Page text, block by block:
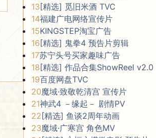
13 [精选] 觅旧米酒 TVC
14福建广电网络宣传片
15KINGSTEP淘宝广告
16 [精选] 鬼拳4 预告片剪辑
17苏宁头号买家趣味广告
18 [精选] 作品合集ShowReel v2.0
19百度网盘TVC
20魔域·致敬乾清宫 宣传片
21神武4 －缘起－ 剧情PV
22 [精选] 鱼谈2周年动画
23魔域·广寒宫 角色MV